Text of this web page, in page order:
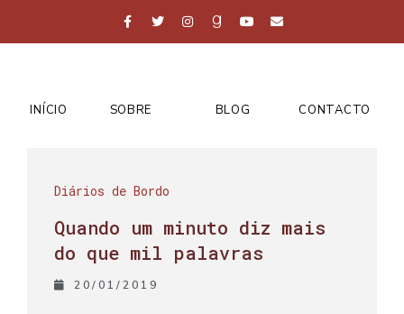
INÍCIO SOBRE BLOG CONTACTO
Diários de Bordo
Quando um minuto diz mais
do que mil palavras
20/01/2019